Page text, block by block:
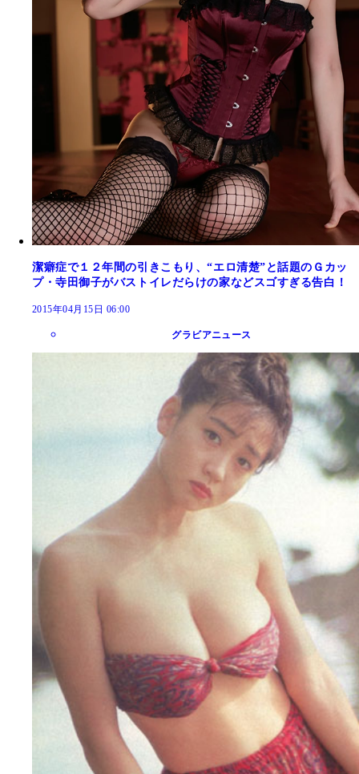
潔癖症で１２年間の引きこもり、“エロ清楚”と話題のＧカッ
プ・寺田御子がバストイレだらけの家などスゴすぎる告白！
2015年04月15日 06:00
グラビアニュース